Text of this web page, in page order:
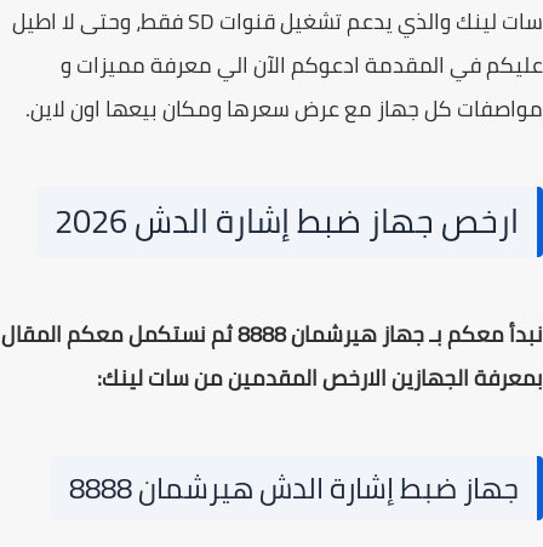
سات لينك والذي يدعم تشغيل قنوات SD فقط، وحتى لا اطيل
في المقدمة ادعوكم الآن الي معرفة مميزات و
كل جهاز مع عرض سعرها ومكان بيعها اون لاين.
ارخص جهاز ضبط إشارة الدش 2026
نبدأ معكم بـ جهاز هيرشمان 8888 ثم نستكمل معكم المقال
الجهازين الارخص المقدمين من سات لينك:
جهاز ضبط إشارة الدش هيرشمان 8888